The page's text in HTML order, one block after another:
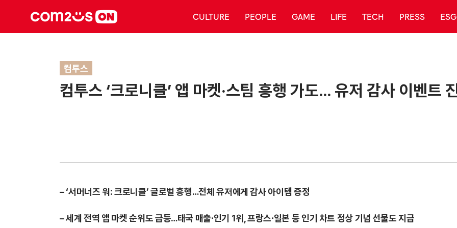
CULTURE PEOPLE GAME LIFE TECH PRESS ESG
컴투스
컴투스 ‘크로니클’ 앱 마켓·스팀 흥행 가도… 유저 감사 이벤트
– ‘서머너즈 워: 크로니클’ 글로벌 흥행…전체 유저에게 감사 아이템 증정
– 세계 전역 앱 마켓 순위도 급등…태국 매출∙인기 1위, 프랑스∙일본 등 인기 차트 정상 기념 선물도 지급